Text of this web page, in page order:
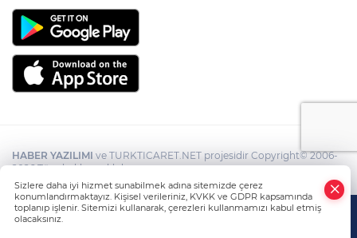
HABER YAZILIMI ve TURKTICARET.NET projesidir Copyright© 2006-
2026 Tüm hakları saklıdır.
Sizlere daha iyi hizmet sunabilmek adına sitemizde çerez
konumlandırmaktayız. Kişisel verileriniz, KVKK ve GDPR kapsamında
toplanıp işlenir. Sitemizi kullanarak, çerezleri kullanmamızı kabul etmiş
olacaksınız.